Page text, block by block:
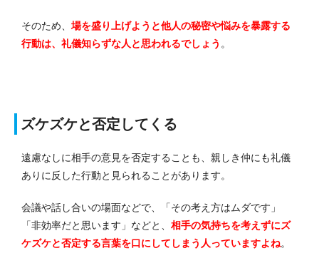
そのため、 場を盛り上げようと他人の秘密や悩みを暴露する
行動は、礼儀知らずな人と思われるでしょう 。
ズケズケと否定してくる
遠慮なしに相手の意見を否定することも、親しき仲にも礼儀
ありに反した行動と見られることがあります。
会議や話し合いの場面などで、「その考え方はムダです」
「非効率だと思います」などと、 相手の気持ちを考えずにズ
ケズケと否定する言葉を口にしてしまう人っていますよね。